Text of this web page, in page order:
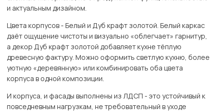
и актуальным дизайном.
Цвета корпусов - Белый и Дуб крафт золотой. Белый каркас
даёт ощущение чистоты и визуально «облегчает» гарнитур,
а декор Дуб крафт золотой добавляет кухне тёплую
древесную фактуру. Можно оформить светлую кухню, более
уютную «деревянную» или комбинировать оба цвета
корпуса в одной композиции.
И корпуса, и фасады выполнены из ЛДСП - это устойчивый к
повседневным нагрузкам, не требовательный в уходе